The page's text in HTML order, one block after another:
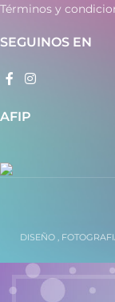
Términos y
SEGUINOS EN
AFIP
DISEÑO ,